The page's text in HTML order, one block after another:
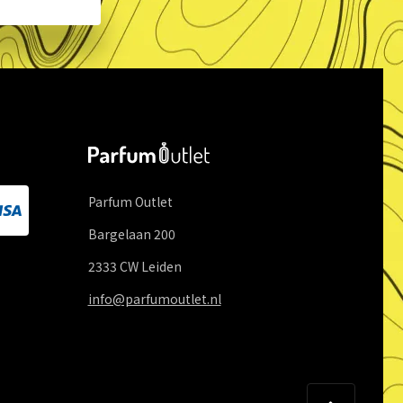
Parfum Outlet
Bargelaan 200
2333 CW Leiden
info@parfumoutlet.nl